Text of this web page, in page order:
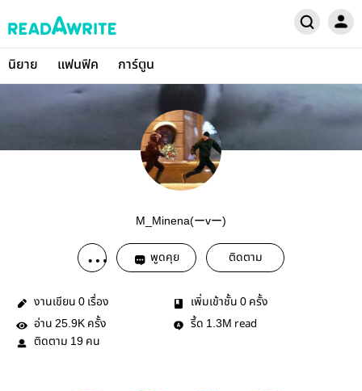
นิยาย แฟนฟิค การ์ตูน
M_Minena(ーvー)
พูดคุย ติดตาม
งานเขียน 0 เรื่อง เพิ่มเข้าชั้น 0 ครั้ง
อ่าน 25.9K ครั้ง รี้ด 1.3M read
ติดตาม 19 คน